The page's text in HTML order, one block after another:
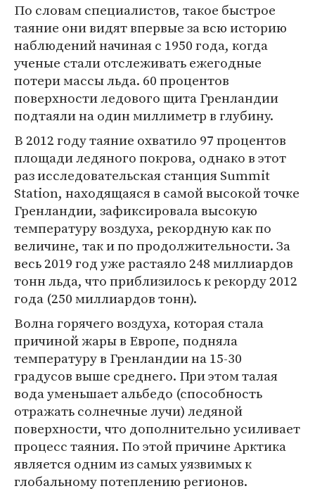
По словам специалистов, такое быстрое
таяние они видят впервые за всю историю
наблюдений начиная с 1950 года, когда
ученые стали отслеживать ежегодные
потери массы льда. 60 процентов
поверхности ледового щита Гренландии
подтаяли на один миллиметр в глубину.
В 2012 году таяние охватило 97 процентов
площади ледяного покрова, однако в этот
раз исследовательская станция Summit
Station, находящаяся в самой высокой точке
Гренландии, зафиксировала высокую
температуру воздуха, рекордную как по
величине, так и по продолжительности. За
весь 2019 год уже растаяло 248 миллиардов
тонн льда, что приблизилось к рекорду 2012
года (250 миллиардов тонн).
Волна горячего воздуха, которая стала
причиной жары в Европе, подняла
температуру в Гренландии на 15-30
градусов выше среднего. При этом талая
вода уменьшает альбедо (способность
отражать солнечные лучи) ледяной
поверхности, что дополнительно усиливает
процесс таяния. По этой причине Арктика
является одним из самых уязвимых к
глобальному потеплению регионов.